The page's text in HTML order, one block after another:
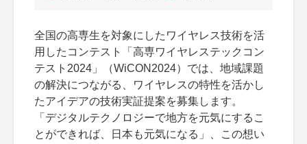
全国の高専生を対象にしたワイヤレス技術を活
用したコンテスト「高専ワイヤレステックコン
テスト2024」（WiCON2024）では、地域課題
の解決につながる、ワイヤレスの特性を活かし
たアイデアの技術実証提案を募集します。
「デジタルテクノロジーで地方を元気にするこ
とができれば、日本も元気になる」、この想い